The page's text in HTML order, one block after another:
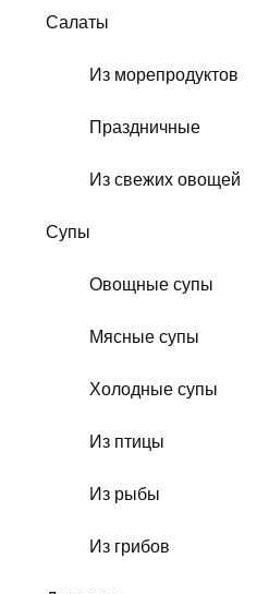
Салаты
Из морепродуктов
Праздничные
Из свежих овощей
Супы
Овощные супы
Мясные супы
Холодные супы
Из птицы
Из рыбы
Из грибов